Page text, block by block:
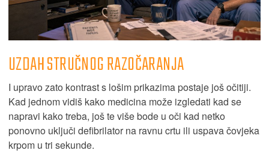
UZDAH STRUČNOG RAZOČARANJA
I upravo zato kontrast s lošim prikazima postaje još očitiji.
Kad jednom vidiš kako medicina može izgledati kad se
napravi kako treba, još te više bode u oči kad netko
ponovno uključi defibrilator na ravnu crtu ili uspava čovjeka
krpom u tri sekunde.